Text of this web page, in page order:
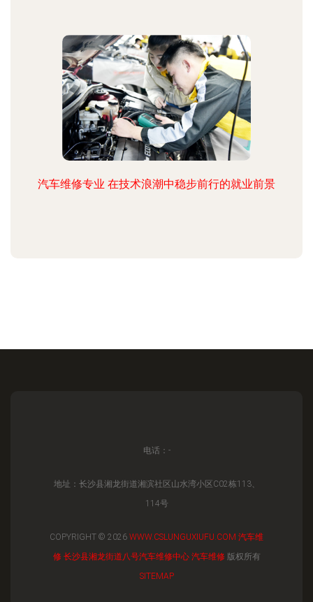
汽车维修专业 在技术浪潮中稳步前行的就业前景
电话：-
地址：长沙县湘龙街道湘滨社区山水湾小区C02栋113、
114号
COPYRIGHT © 2026 WWW.CSLUNGUXIUFU.COM 汽车维
修 长沙县湘龙街道八号汽车维修中心 汽车维修版权所有
SITEMAP